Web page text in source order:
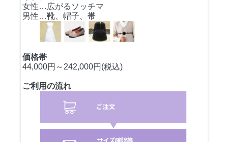
女性…広がるソッチマ
男性…靴、帽子、帯
価格帯
44,000円～242,000円(税込)
ご利用の流れ